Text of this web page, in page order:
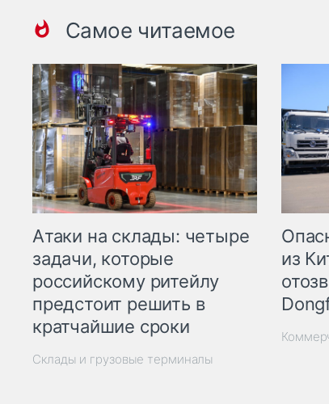
Самое читаемое
Атаки на склады: четыре
задачи, которые
российскому ритейлу
предстоит решить в
кратчайшие сроки
Склады и грузовые терминалы
из